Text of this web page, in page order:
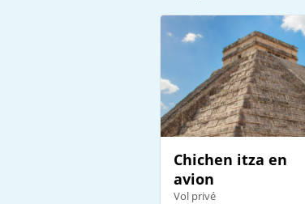
Chichen itza en
avion
Vol privé